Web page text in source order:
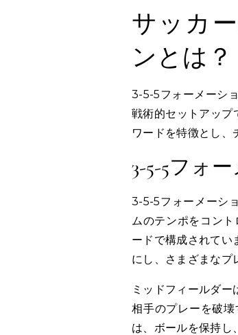
サッカ
ンとは？
3-5-5フォーメーシ
戦術的セットアップ
ワードを特徴とし、
3-5-5フォ
3-5-5フォーメーシ
ムのテンポをコン
ードで構成されてい
にし、さまざまなプ
ミッドフィールダ
相手のプレーを破
は、ボールを保持し